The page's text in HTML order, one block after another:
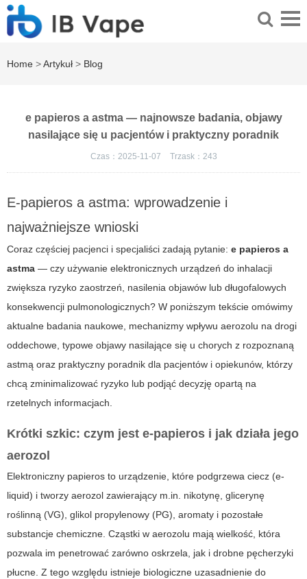
Home >Artykuł > Blog
e papieros a astma — najnowsze badania, objawy
nasilające się u pacjentów i praktyczny poradnik
Czas：2025-11-07 Trzask： 243
E-papieros a astma: wprowadzenie i
najważniejsze wnioski
Coraz częściej pacjenci i specjaliści zadają pytanie: e papieros a
astma — czy używanie elektronicznych urządzeń do inhalacji
zwiększa ryzyko zaostrzeń, nasilenia objawów lub długofalowych
konsekwencji pulmonologicznych? W poniższym tekście omówimy
aktualne badania naukowe, mechanizmy wpływu aerozolu na drogi
oddechowe, typowe objawy nasilające się u chorych z rozpoznaną
astmą oraz praktyczny poradnik dla pacjentów i opiekunów, którzy
chcą zminimalizować ryzyko lub podjąć decyzję opartą na
rzetelnych informacjach.
Krótki szkic: czym jest e-papieros i jak działa jego
aerozol
Elektroniczny papieros to urządzenie, które podgrzewa ciecz (e-
liquid) i tworzy aerozol zawierający m.in. nikotynę, glicerynę
roślinną (VG), glikol propylenowy (PG), aromaty i pozostałe
substancje chemiczne. Cząstki w aerozolu mają wielkość, która
pozwala im penetrować zarówno oskrzela, jak i drobne pęcherzyki
płucne. Z tego względu istnieje biologiczne uzasadnienie do